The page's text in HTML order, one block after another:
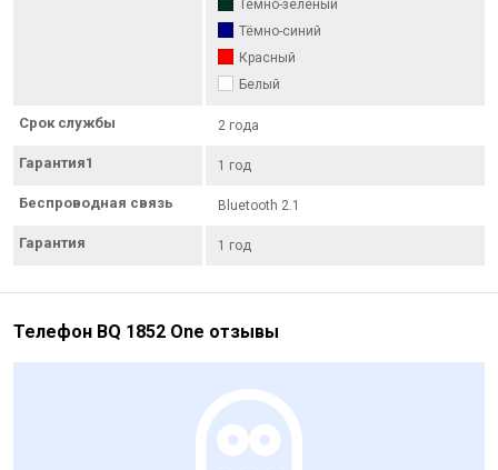
Темно-зеленый
Тёмно-синий
Красный
Белый
Срок службы 2 года
Гарантия1 1 год
Беспроводная связь Bluetooth 2.1
Гарантия 1 год
Телефон BQ 1852 One отзывы